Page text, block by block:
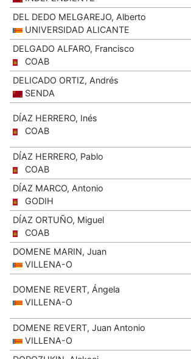
DEL DEDO MELGAREJO, Alberto
UNIVERSIDAD ALICANTE
DELGADO ALFARO, Francisco
COAB
DELICADO ORTIZ, Andrés
SENDA
DÍAZ HERRERO, Inés
COAB
DÍAZ HERRERO, Pablo
COAB
DÍAZ MARCO, Antonio
GODIH
DÍAZ ORTUÑO, Miguel
COAB
DOMENE MARIN, Juan
VILLENA-O
DOMENE REVERT, Ángela
VILLENA-O
DOMENE REVERT, Juan Antonio
VILLENA-O